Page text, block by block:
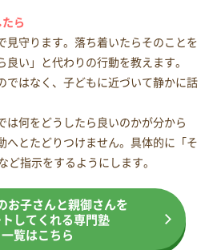
ら
見守ります。落ち着いたらそのことを
い」と代わりの行動を教えます。
ではなく、子どもに近づいて静かに話
は何をどうしたら良いのかが分から
へとたどりつけません。具体的に「そ
指示をするようにします。
お子さんと親御さんを
してくれる専門塾
一覧はこちら